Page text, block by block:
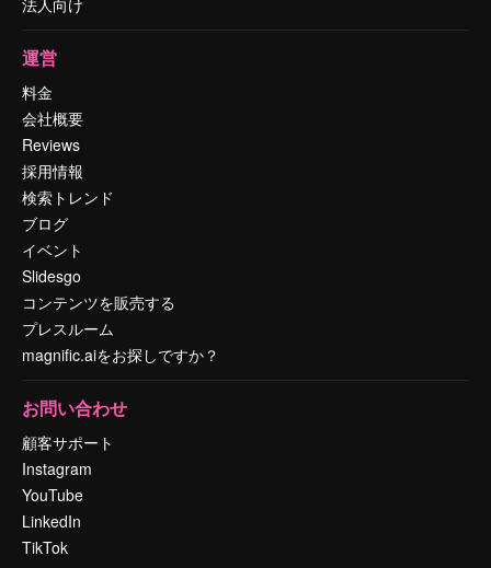
法人向け
運営
料金
会社概要
Reviews
採用情報
検索トレンド
ブログ
イベント
Slidesgo
コンテンツを販売する
プレスルーム
magnific.aiをお探しですか？
お問い合わせ
顧客サポート
Instagram
YouTube
LinkedIn
TikTok